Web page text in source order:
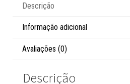
Descrição
Informação adicional
Avaliações (0)
Descrição